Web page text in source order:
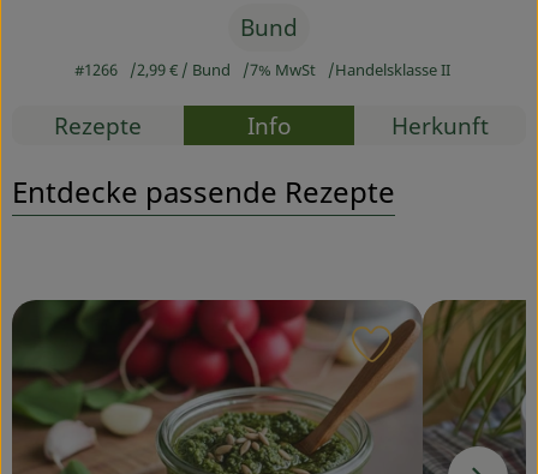
Bund
#1266 2,99 € / Bund 7% MwSt Handelsklasse II
Rezepte Info Herkunft
Entdecke passende Rezepte
Rezept zu